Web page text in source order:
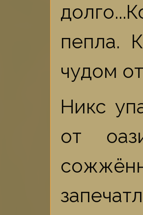
пепла.
чудом
Никс
от